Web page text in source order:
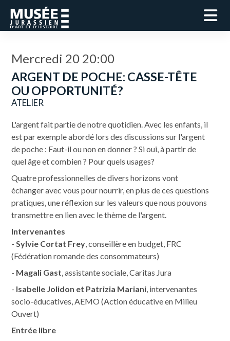
Mercredi 20 20:00
ARGENT DE POCHE: CASSE-TÊTE
OU OPPORTUNITÉ?
ATELIER
L'argent fait partie de notre quotidien. Avec les enfants, il
est par exemple abordé lors des discussions sur l'argent
de poche : Faut-il ou non en donner ? Si oui, à partir de
quel âge et combien ? Pour quels usages?
Quatre professionnelles de divers horizons vont
échanger avec vous pour nourrir, en plus de ces questions
pratiques, une réflexion sur les valeurs que nous pouvons
transmettre en lien avec le thème de l'argent.
Intervenantes
-Sylvie Cortat Frey, conseillère en budget, FRC
(Fédération romande des consommateurs)
- Magali Gast, assistante sociale, Caritas Jura
- Isabelle Jolidon et Patrizia Mariani, intervenantes
socio-éducatives, AEMO (Action éducative en Milieu
Ouvert)
Entrée libre